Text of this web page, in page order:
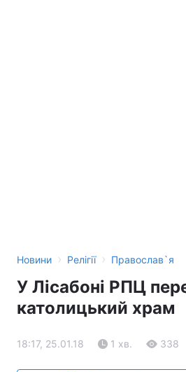
Новини › Релігії › Православ`я
У Лісабоні РПЦ
католицький храм
18:17, 25.01.18 1 хв. 338